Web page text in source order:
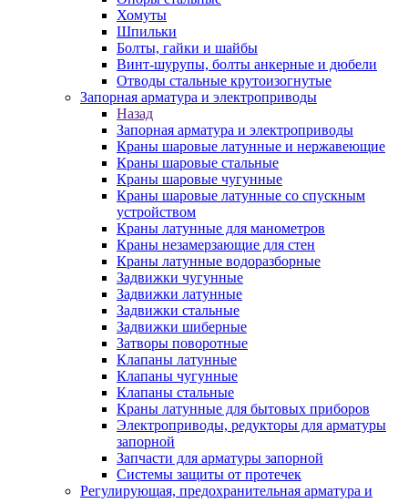
Хомуты
Шпильки
Болты, гайки и шайбы
Винт-шурупы, болты анкерные и дюбели
Отводы стальные крутоизогнутые
Запорная арматура и электроприводы
Назад
Запорная арматура и электроприводы
Краны шаровые латунные и нержавеющие
Краны шаровые стальные
Краны шаровые чугунные
Краны шаровые латунные со спускным
устройством
Краны латунные для манометров
Краны незамерзающие для стен
Краны латунные водоразборные
Задвижки чугунные
Задвижки латунные
Задвижки стальные
Задвижки шиберные
Затворы поворотные
Клапаны латунные
Клапаны чугунные
Клапаны стальные
Краны латунные для бытовых приборов
Электроприводы, редукторы для арматуры
запорной
Запчасти для арматуры запорной
Системы защиты от протечек
Регулирующая, предохранительная арматура и